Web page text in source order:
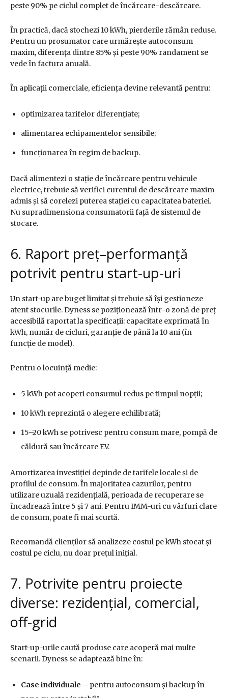
peste 90% pe ciclul complet de încărcare-descărcare.
În practică, dacă stochezi 10 kWh, pierderile rămân reduse.
Pentru un prosumator care urmărește autoconsum
maxim, diferența dintre 85% și peste 90% randament se
vede în factura anuală.
În aplicații comerciale, eficiența devine relevantă pentru:
optimizarea tarifelor diferențiate;
alimentarea echipamentelor sensibile;
funcționarea în regim de backup.
Dacă alimentezi o stație de încărcare pentru vehicule
electrice, trebuie să verifici curentul de descărcare maxim
admis și să corelezi puterea stației cu capacitatea bateriei.
Nu supradimensiona consumatorii față de sistemul de
stocare.
6. Raport preț–performanță
potrivit pentru start-up-uri
Un start-up are buget limitat și trebuie să își gestioneze
atent stocurile. Dyness se poziționează într-o zonă de preț
accesibilă raportat la specificații: capacitate exprimată în
kWh, număr de cicluri, garanție de până la 10 ani (în
funcție de model).
Pentru o locuință medie:
5 kWh pot acoperi consumul redus pe timpul nopții;
10 kWh reprezintă o alegere echilibrată;
15–20 kWh se potrivesc pentru consum mare, pompă de
căldură sau încărcare EV.
Amortizarea investiției depinde de tarifele locale și de
profilul de consum. În majoritatea cazurilor, pentru
utilizare uzuală rezidențială, perioada de recuperare se
încadrează între 5 și 7 ani. Pentru IMM-uri cu vârfuri clare
de consum, poate fi mai scurtă.
Recomandă clienților să analizeze costul pe kWh stocat și
costul pe ciclu, nu doar prețul inițial.
7. Potrivite pentru proiecte
diverse: rezidențial, comercial,
off-grid
Start-up-urile caută produse care acoperă mai multe
scenarii. Dyness se adaptează bine în:
Case individuale – pentru autoconsum și backup în